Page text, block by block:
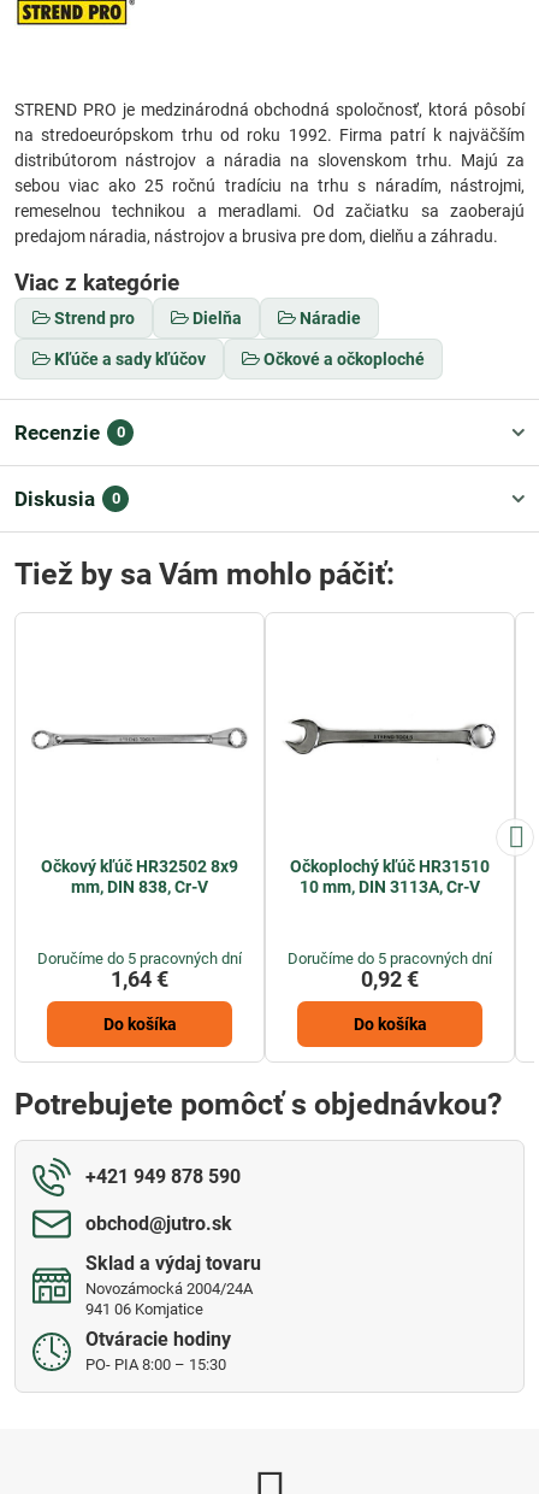
STREND PRO je medzinárodná obchodná spoločnosť, ktorá pôsobí
na stredoeurópskom trhu od roku 1992. Firma patrí k najväčším
distribútorom nástrojov a náradia na slovenskom trhu. Majú za
sebou viac ako 25 ročnú tradíciu na trhu s náradím, nástrojmi,
remeselnou technikou a meradlami. Od začiatku sa zaoberajú
predajom náradia, nástrojov a brusiva pre dom, dielňu a záhradu.
Viac z kategórie
Strend pro Dielňa Náradie
Kľúče a sady kľúčov Očkové a očkoploché
Recenzie 0
Diskusia 0
Tiež by sa Vám mohlo páčiť:
Očkový kľúč HR32502 8x9
mm, DIN 838, Cr-V
Doručíme do 5 pracovných dní
1,64 €
Do košíka
Očkoplochý kľúč HR31510
10 mm, DIN 3113A, Cr-V
Doručíme do 5 pracovných dní
0,92 €
Do košíka
Potrebujete pomôcť s objednávkou?
+421 949 878 590
obchod​@jutro​.sk
Sklad a výdaj tovaru
Novozámocká 2004/24A
941 06 Komjatice
Otváracie hodiny
PO- PIA 8:00 – 15:30